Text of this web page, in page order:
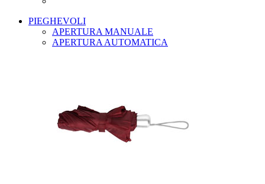
PIEGHEVOLI
APERTURA MANUALE
APERTURA AUTOMATICA